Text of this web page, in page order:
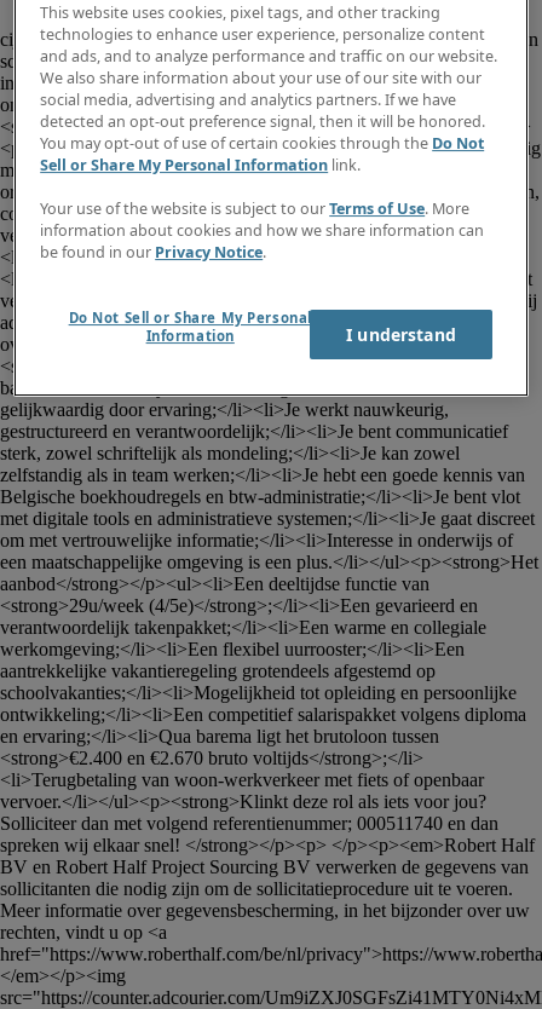
						<p><em>Ben je nauwkeurig,
cijfermatig sterk en op zoek naar een betekenisvolle functie binnen een
schoolomgeving? Heb je interesse in boekhouding én spreekt werken
in het onderwijs je aan?</em></p><p>Voor onze klant binnen de
onderwijssector regio Antwerpen zijn wij op zoek naar een
<strong>Junior Boekhoudkundig Medewerker</strong> (m/v/x).</p>
<p><strong>Jouw takenpakket</strong></p><p>Als boekhoudkundig
medewerker ondersteun je de financiële administratie van de
organisatie en sta je onder andere in voor:</p><ul><li>Het verwerken,
controleren en opvolgen van facturatie en bijdragen;</li><li>Het
verwerken van aankoopfacturen en opvolgen van betalingen;</li>
<li>Het klantvriendelijk opvolgen van openstaande rekeningen;</li>
<li>Het voorbereiden van periodieke afsluitingen;</li><li>Het correct
verwerken van het elektronisch kasboek;</li><li>Het ondersteunen bij
administratieve aangiftes en fiscale attesten;</li><li>Het meedenken
over optimalisaties binnen administratieve processen.</li></ul><p>
<strong>Jouw profiel</strong></p><ul><li>Je behaalde een diploma
bachelor accountancy/fiscaliteit, een graduaat boekhouden of bent
gelijkwaardig door ervaring;</li><li>Je werkt nauwkeurig,
gestructureerd en verantwoordelijk;</li><li>Je bent communicatief
sterk, zowel schriftelijk als mondeling;</li><li>Je kan zowel
zelfstandig als in team werken;</li><li>Je hebt een goede kennis van
Belgische boekhoudregels en btw-administratie;</li><li>Je bent vlot
met digitale tools en administratieve systemen;</li><li>Je gaat discreet
om met vertrouwelijke informatie;</li><li>Interesse in onderwijs of
een maatschappelijke omgeving is een plus.</li></ul><p><strong>Het
aanbod</strong></p><ul><li>Een deeltijdse functie van
<strong>29u/week (4/5e)</strong>;</li><li>Een gevarieerd en
verantwoordelijk takenpakket;</li><li>Een warme en collegiale
werkomgeving;</li><li>Een flexibel uurrooster;</li><li>Een
aantrekkelijke vakantieregeling grotendeels afgestemd op
schoolvakanties;</li><li>Mogelijkheid tot opleiding en persoonlijke
ontwikkeling;</li><li>Een competitief salarispakket volgens diploma
en ervaring;</li><li>Qua barema ligt het brutoloon tussen
<strong>€2.400 en €2.670 bruto voltijds</strong>;</li>
<li>Terugbetaling van woon-werkverkeer met fiets of openbaar
vervoer.</li></ul><p><strong>Klinkt deze rol als iets voor jou?
Solliciteer dan met volgend referentienummer; 000511740 en dan
spreken wij elkaar snel! </strong></p><p> </p><p><em>Robert Half
BV en Robert Half Project Sourcing BV verwerken de gegevens van
sollicitanten die nodig zijn om de sollicitatieprocedure uit te voeren.
Meer informatie over gegevensbescherming, in het bijzonder over uw
rechten, vindt u op <a
href="https://www.roberthalf.com/be/nl/privacy">https://
</em></p><img
src="https://counter.adcourier.com/
This website uses cookies, pixel tags, and other tracking
technologies to enhance user experience, personalize content
and ads, and to analyze performance and traffic on our website.
We also share information about your use of our site with our
social media, advertising and analytics partners. If we have
detected an opt-out preference signal, then it will be honored.
You may opt-out of use of certain cookies through the Do Not
Sell or Share My Personal Information link.
Your use of the website is subject to ourTerms of Use. More
information about cookies and how we share information can
be found in our Privacy Notice.
Do Not Sell or Share My Personal
Information
I understand